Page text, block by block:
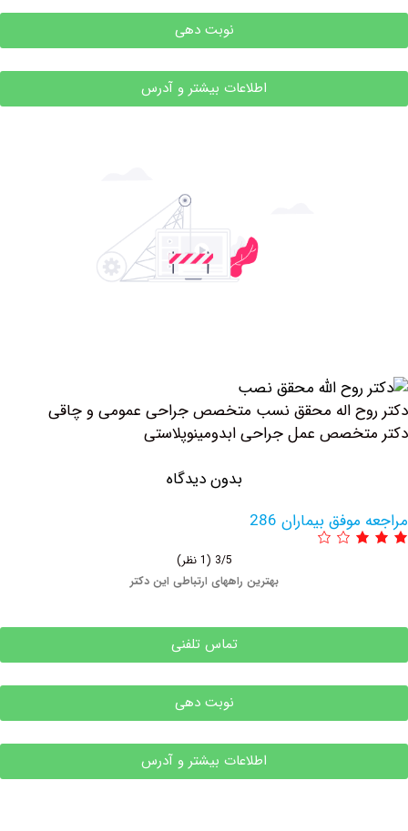
نوبت دهی
اطلاعات بیشتر و آدرس
اله محقق نسب متخصص جراحی عمومی و چاقی
عمل جراحی ابدومینوپلاستی
بدون دیدگاه
بیماران 286
بهترین راههای ارتباطی این دکتر
تماس تلفنی
نوبت دهی
اطلاعات بیشتر و آدرس